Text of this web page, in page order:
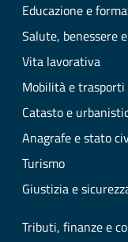
Educazione e
Salute, benessere
Vita lavorativa
Mobilità e trasporti
Catasto e
Anagrafe e stato
Turismo
Giustizia e
Tributi, finanze e